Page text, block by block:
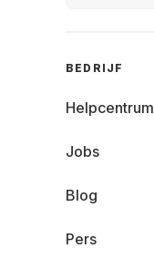
BEDRIJF
Helpcentrum
Jobs
Blog
Pers